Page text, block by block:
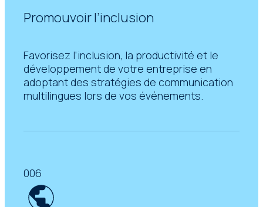
Promouvoir l’inclusion
Favorisez l’inclusion, la productivité et le
développement de votre entreprise en
adoptant des stratégies de communication
multilingues lors de vos événements.
006